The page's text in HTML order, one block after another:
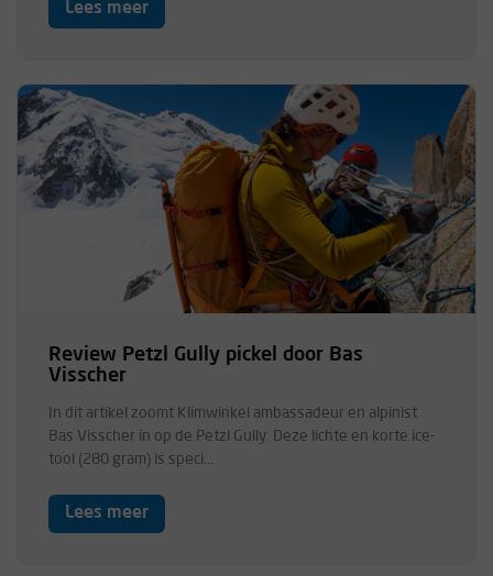
Lees meer
Review Petzl Gully pickel door Bas
Visscher
In dit artikel zoomt Klimwinkel ambassadeur en alpinist
Bas Visscher in op de Petzl Gully. Deze lichte en korte ice-
tool (280 gram) is speci...
Lees meer